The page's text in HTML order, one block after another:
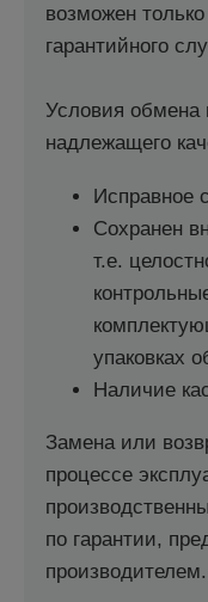
возможен
гарантийного
Условия обмена
надлежащего
Исправное
Сохранен
т.е.
упаковках
Наличие
Замена или
процессе
по гарантии,
производителем.